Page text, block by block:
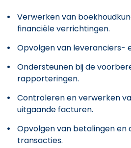
Verwerken van
financiële verrichtingen.
Opvolgen van leveranciers-
Ondersteunen bij de
rapporteringen.
Controleren en verwerken
uitgaande facturen.
Opvolgen van betalingen en
transacties.